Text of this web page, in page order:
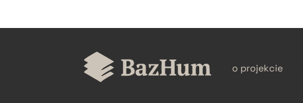
o projekcie